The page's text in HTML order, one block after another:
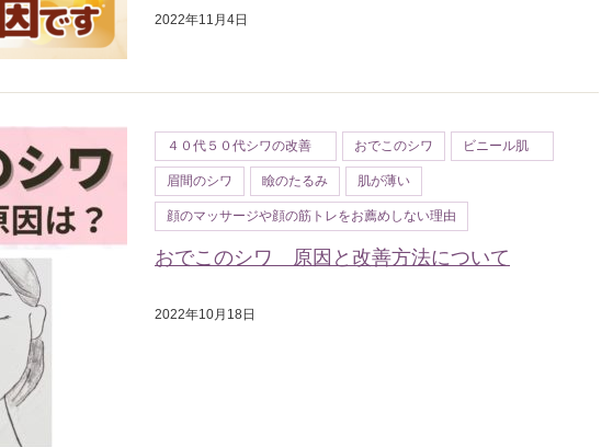
2022年11月4日
４０代５０代シワの改善 おでこのシワ ビニール肌
眉間のシワ 瞼のたるみ 肌が薄い
顔のマッサージや顔の筋トレをお薦めしない理由
おでこのシワ 原因と改善方法について
2022年10月18日